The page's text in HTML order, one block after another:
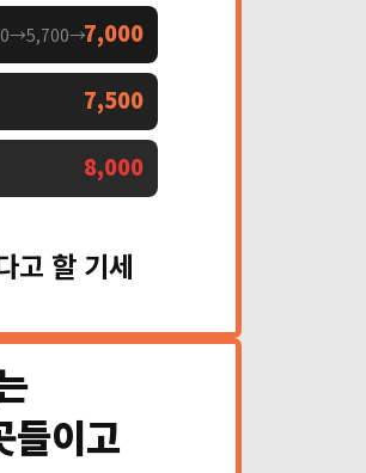
7,000
7,500
8,000
고 할 기세
들이고